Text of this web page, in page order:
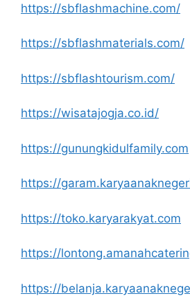
https://sbflashmachine.com/
https://sbflashmaterials.com/
https://sbflashtourism.com/
https://wisatajogja.co.id/
https://gunungkidulfamily.com
https://
https://toko.karyarakyat.com
https://
https://